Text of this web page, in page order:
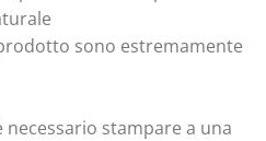
sono estremamente
stampare a una